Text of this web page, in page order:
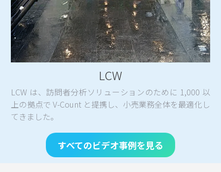
LCW
LCW は、訪問者分析ソリューションのために 1,000 以
上の拠点で V-Count と提携し、小売業務全体を最適化し
てきました。
すべてのビデオ事例を見る